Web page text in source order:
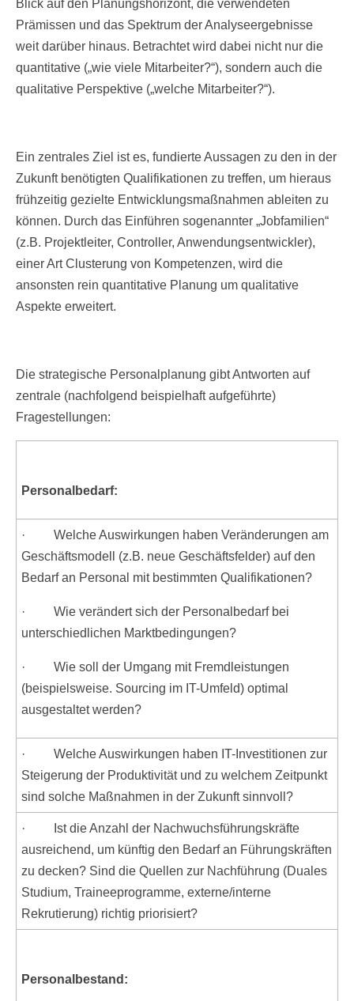
Blick auf den Planungshorizont, die verwendeten
Prämissen und das Spektrum der Analyseergebnisse
weit darüber hinaus. Betrachtet wird dabei nicht nur die
quantitative („wie viele Mitarbeiter?“), sondern auch die
qualitative Perspektive („welche Mitarbeiter?“).
Ein zentrales Ziel ist es, fundierte Aussagen zu den in der
Zukunft benötigten Qualifikationen zu treffen, um hieraus
frühzeitig gezielte Entwicklungsmaßnahmen ableiten zu
können. Durch das Einführen sogenannter „Jobfamilien“
(z.B. Projektleiter, Controller, Anwendungsentwickler),
einer Art Clusterung von Kompetenzen, wird die
ansonsten rein quantitative Planung um qualitative
Aspekte erweitert.
Die strategische Personalplanung gibt Antworten auf
zentrale (nachfolgend beispielhaft aufgeführte)
Fragestellungen:
Personalbedarf:
· Welche Auswirkungen haben Veränderungen am
Geschäftsmodell (z.B. neue Geschäftsfelder) auf den
Bedarf an Personal mit bestimmten Qualifikationen?
· Wie verändert sich der Personalbedarf bei
unterschiedlichen Marktbedingungen?
· Wie soll der Umgang mit Fremdleistungen
(beispielsweise. Sourcing im IT-Umfeld) optimal
ausgestaltet werden?
· Welche Auswirkungen haben IT-Investitionen zur
Steigerung der Produktivität und zu welchem Zeitpunkt
sind solche Maßnahmen in der Zukunft sinnvoll?
· Ist die Anzahl der Nachwuchsführungskräfte
ausreichend, um künftig den Bedarf an Führungskräften
zu decken? Sind die Quellen zur Nachführung (Duales
Studium, Traineeprogramme, externe/interne
Rekrutierung) richtig priorisiert?
Personalbestand: